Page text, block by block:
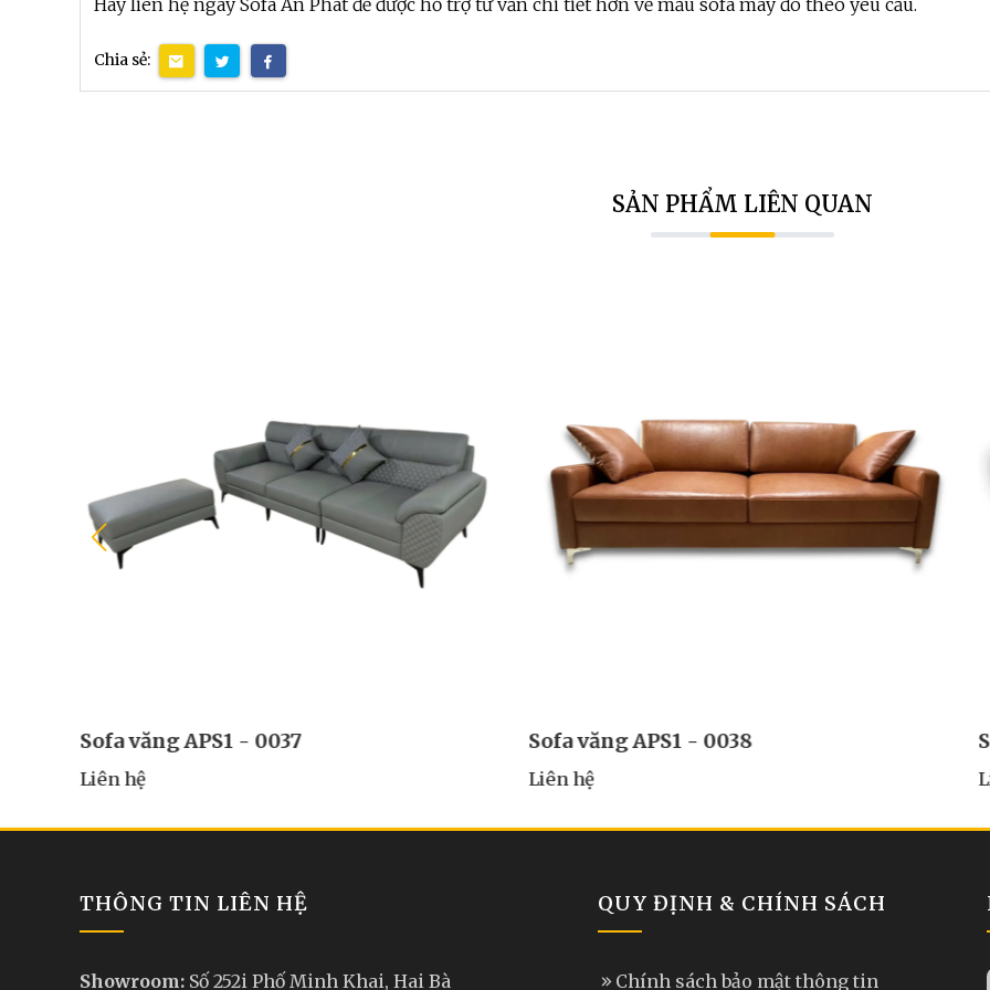
Chia sẻ:
SẢN PHẨM LIÊN QUAN
Sofa văng APS1 - 0038
Liên hệ
Sofa văng APS1 - 0039
Liên hệ
THÔNG TIN LIÊN HỆ
Showroom: Số 252i Phố Minh Khai, Hai Bà
QUY ĐỊNH & CHÍNH SÁCH
Chính sách bảo mật thông tin